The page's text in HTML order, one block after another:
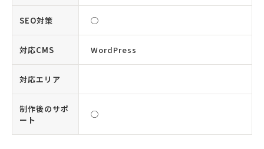
SEO対策 ◯
対応CMS WordPress
対応エリア
制作後のサポ
ート
◯